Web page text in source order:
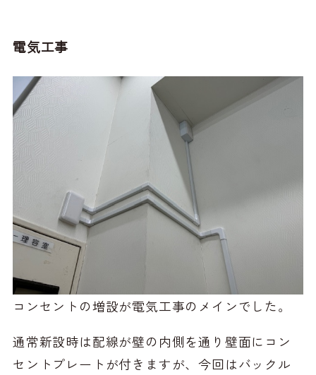
電気工事
コンセントの増設が電気工事のメインでした。
通常新設時は配線が壁の内側を通り壁面にコン
セントプレートが付きますが、今回はバックル